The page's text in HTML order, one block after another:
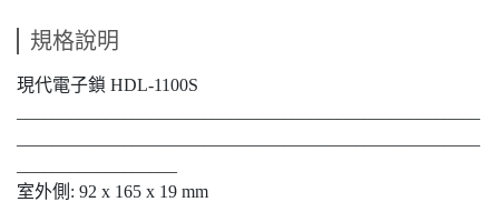
規格說明
現代電子鎖 HDL-1100S
室外側: 92 x 165 x 19 mm